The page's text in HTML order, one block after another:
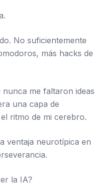
No suficientemente
más hacks de
me faltaron ideas
una capa de
ritmo de mi cerebro.
ventaja neurotípica en
la IA?